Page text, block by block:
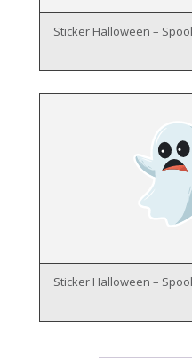
Sticker Halloween –
Sticker Halloween –